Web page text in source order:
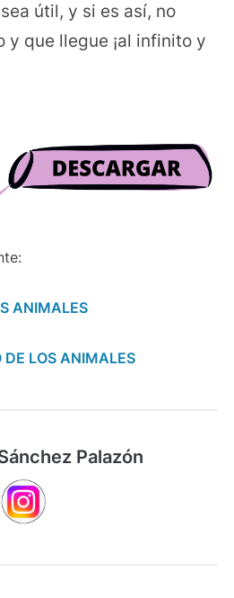
útil, y si es así, no
que llegue ¡al infinito y
ANIMALES
LOS ANIMALES
Palazón